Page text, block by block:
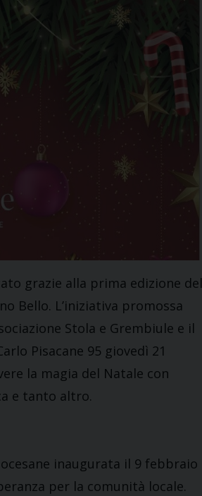
grazie alla prima edizione del
Bello. L’iniziativa promossa
Stola e Grembiule e il
Pisacane 95 giovedì 21
la magia del Natale con
e tanto altro.
inaugurata il 9 febbraio
per la comunità locale.